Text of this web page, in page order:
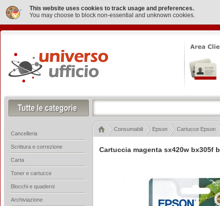
This website uses cookies to track usage and preferences.
You may choose to block non-essential and unknown cookies.
Cartuccia magenta sx420w bx305f
Consumabili Epson Cartucce Epson
Cancelleria
Scrittura e correzione
Carta
Toner e cartucce
Blocchi e quaderni
Archiviazione